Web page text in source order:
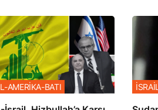
AMERİKA-BATI